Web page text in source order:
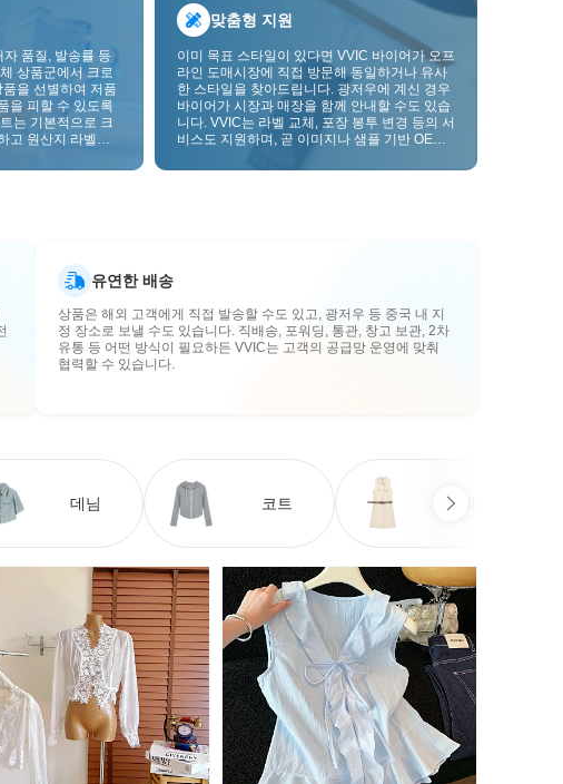
품질, 발송률 등
상품군에서 크로
을 선별하여 저품
을 피할 수 있도록
는 기본적으로 크
고 원산지 라벨을
맞춤형 지원
이미 목표 스타일이 있다면 VVIC 바이어가 오프
라인 도매시장에 직접 방문해 동일하거나 유사
한 스타일을 찾아드립니다. 광저우에 계신 경우
바이어가 시장과 매장을 함께 안내할 수도 있습
니다. VVIC는 라벨 교체, 포장 봉투 변경 등의 서
비스도 지원하며, 곧 이미지나 샘플 기반 OEM
를 비즈니스에 더 잘 맞는 공급망 역량으로 전환
유연한 배송
상품은 해외 고객에게 직접 발송할 수도 있고, 광저우 등 중국 내 지
정 장소로 보낼 수도 있습니다. 직배송, 포워딩, 통관, 창고 보관, 2차
유통 등 어떤 방식이 필요하든 VVIC는 고객의 공급망 운영에 맞춰
협력할 수 있습니다.
데님 코트 원피스